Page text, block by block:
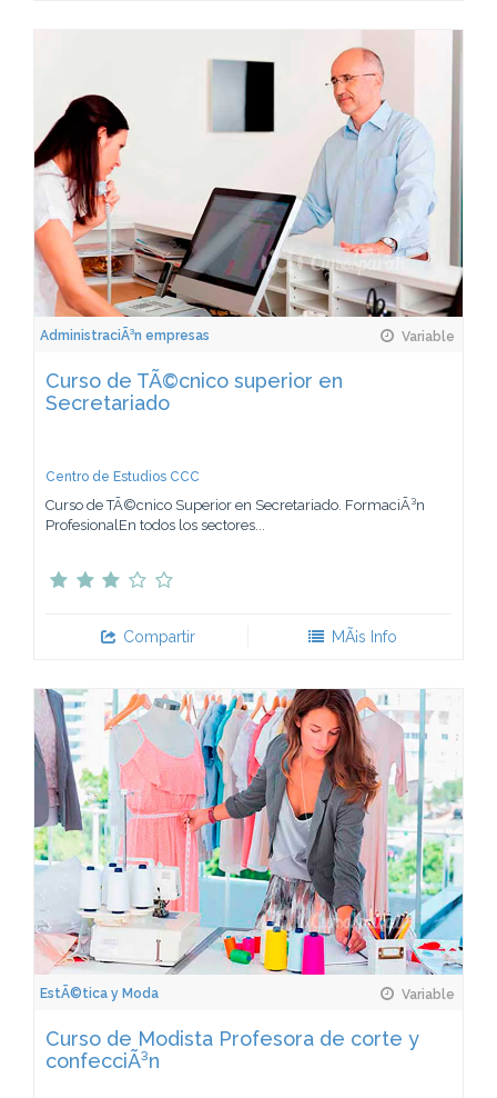
AdministraciÃ³n empresas Variable
Curso de TÃ©cnico superior en
Secretariado
Centro de Estudios CCC
Curso de TÃ©cnico Superior en Secretariado. FormaciÃ³n
ProfesionalEn todos los sectores...
Compartir MÃ¡s Info
EstÃ©tica y Moda Variable
Curso de Modista Profesora de corte y
confecciÃ³n